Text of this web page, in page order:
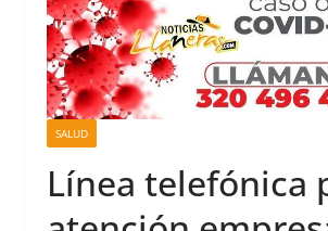
SALUD
Línea telefónica